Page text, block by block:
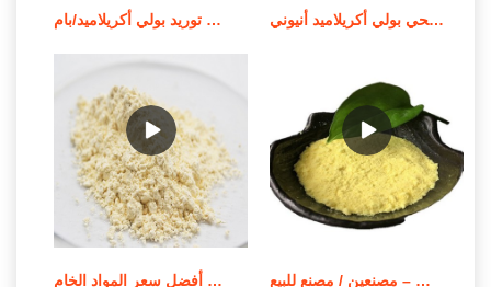
توريد بولي أكريلاميد/بام MSDS لمعالجة المياه في الصين الشركة المصنعة للمواد الكيميائية لمعالجة مياه الصرف الصحي بولي أكريلاميد أنيوني
أفضل سعر المواد الخام apam/مسحوق بولي أكريلاميد أنيوني بوليمر بولي أكريلاميد قابل للذوبان في الزيت – مصنعين / مصنع للبيع